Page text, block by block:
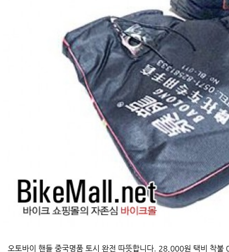
오토바이 핸들 중국명품 토시 완전 따뜻합니다. 28,000원 택비 착